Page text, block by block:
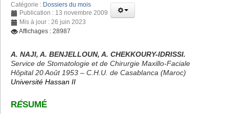
Catégorie : Dossiers du mois
Publication : 13 novembre 2009
Mis à jour : 26 juin 2023
Affichages : 28987
A. NAJI, A. BENJELLOUN, A. CHEKKOURY-IDRISSI.
Service de Stomatologie et de Chirurgie Maxillo-Faciale
Hôpital 20 Août 1953 – C.H.U. de Casablanca (Maroc)
Université Hassan II
RÉSUMÉ